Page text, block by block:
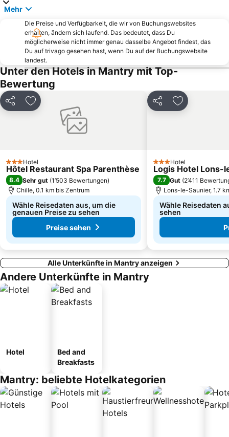
Mehr
Die Preise und Verfügbarkeit, die wir von Buchungswebsites
erhalten, ändern sich laufend. Das bedeutet, dass Du
möglicherweise nicht immer genau dasselbe Angebot findest, das
Du auf trivago gesehen hast, wenn Du auf der Buchungswebsite
landest.
Unter den Hotels in Mantry mit Top-
Bewertung
Teilen Zu Favoriten hinzufügen
3 Sterne
Hotel
Hôtel Restaurant Spa Parenthèse
8.4 Sehr gut (1’503 Bewertungen)
Chille, 0.1 km bis Zentrum
Wähle Reisedaten aus, um die
genauen Preise zu sehen
Preise sehen
Teilen Zu Favoriten
3 Sterne
Hotel
Logis Hotel Lons-
7.7 Gut (2’411
Lons-le-Saunier, 1.7
Wähle Reisedaten
sehen
Alle Unterkünfte in Mantry anzeigen
Andere Unterkünfte in Mantry
Hotel
Bed and
Breakfasts
Mantry: beliebte Hotelkategorien